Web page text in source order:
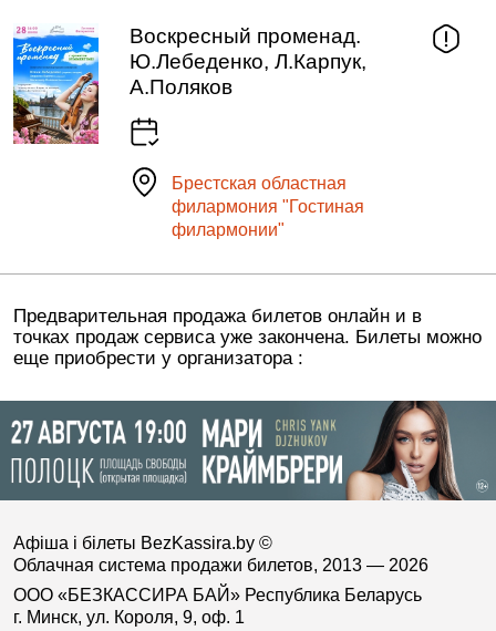
Воскресный променад.
Ю.Лебеденко, Л.Карпук,
А.Поляков
Брестская областная
филармония "Гостиная
филармонии"
Предварительная продажа билетов онлайн и в
точках продаж сервиса уже закончена. Билеты можно
еще приобрести у организатора :
Афіша і білеты BezKassira.by ©
Облачная система продажи билетов, 2013 — 2026
ООО «БЕЗКАССИРА БАЙ» Республика Беларусь
г. Минск, ул. Короля, 9, оф. 1